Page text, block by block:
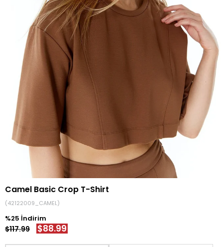
Camel Basic Crop T-Shirt
(42122009_CAMEL)
25
$117.99 $88.99